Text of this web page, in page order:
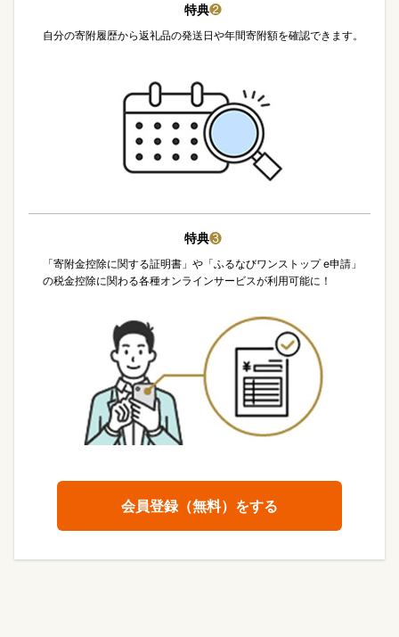
特典❷
自分の寄附履歴から返礼品の発送日や年間寄附額を確認できます。
特典❸
「寄附金控除に関する証明書」や「ふるなびワンストップ e申請」
の税金控除に関わる各種オンラインサービスが利用可能に！
会員登録（無料）をする